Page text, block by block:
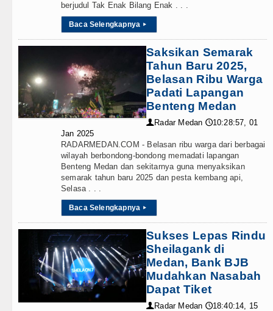
Produksi Kelapa di Nias Utara
Kapolsek, Ini Daftar Lengkapnya
Tekankan Pelayanan Publik yang Cepat dan
Turnamen Catur Antar Wartawan, Ajang
Daerah se-Kepulauan Nias Percepat Usulan
Masyarakat Lewat Peningkatan Pelayanan
Pelaku Curanmor di Tebing Tinggi
di Anfield Minggu 9 Agustus 2026 Pukul 20.30
Persahabatan di Seoul Minggu 9 Agustus 2026
Soroti Kinerja Kadis Perkimcikataru Medan
Rumah Produksi Kelapa di Nias Utara
Kapolsek, Ini Daftar Lengkapnya
berjudul Tak Enak Bilang Enak . . .
Baca Selengkapnya ▸
Saksikan Semarak
Tahun Baru 2025,
Belasan Ribu Warga
Padati Lapangan
Benteng Medan
👤 Radar Medan 🕔10:28:57, 01
Jan 2025
RADARMEDAN.COM - Belasan ribu warga dari berbagai
wilayah berbondong-bondong memadati lapangan
Benteng Medan dan sekitarnya guna menyaksikan
semarak tahun baru 2025 dan pesta kembang api,
Selasa . . .
Baca Selengkapnya ▸
Sukses Lepas Rindu
Sheilagank di
Medan, Bank BJB
Mudahkan Nasabah
Dapat Tiket
👤 Radar Medan 🕔18:40:14, 15